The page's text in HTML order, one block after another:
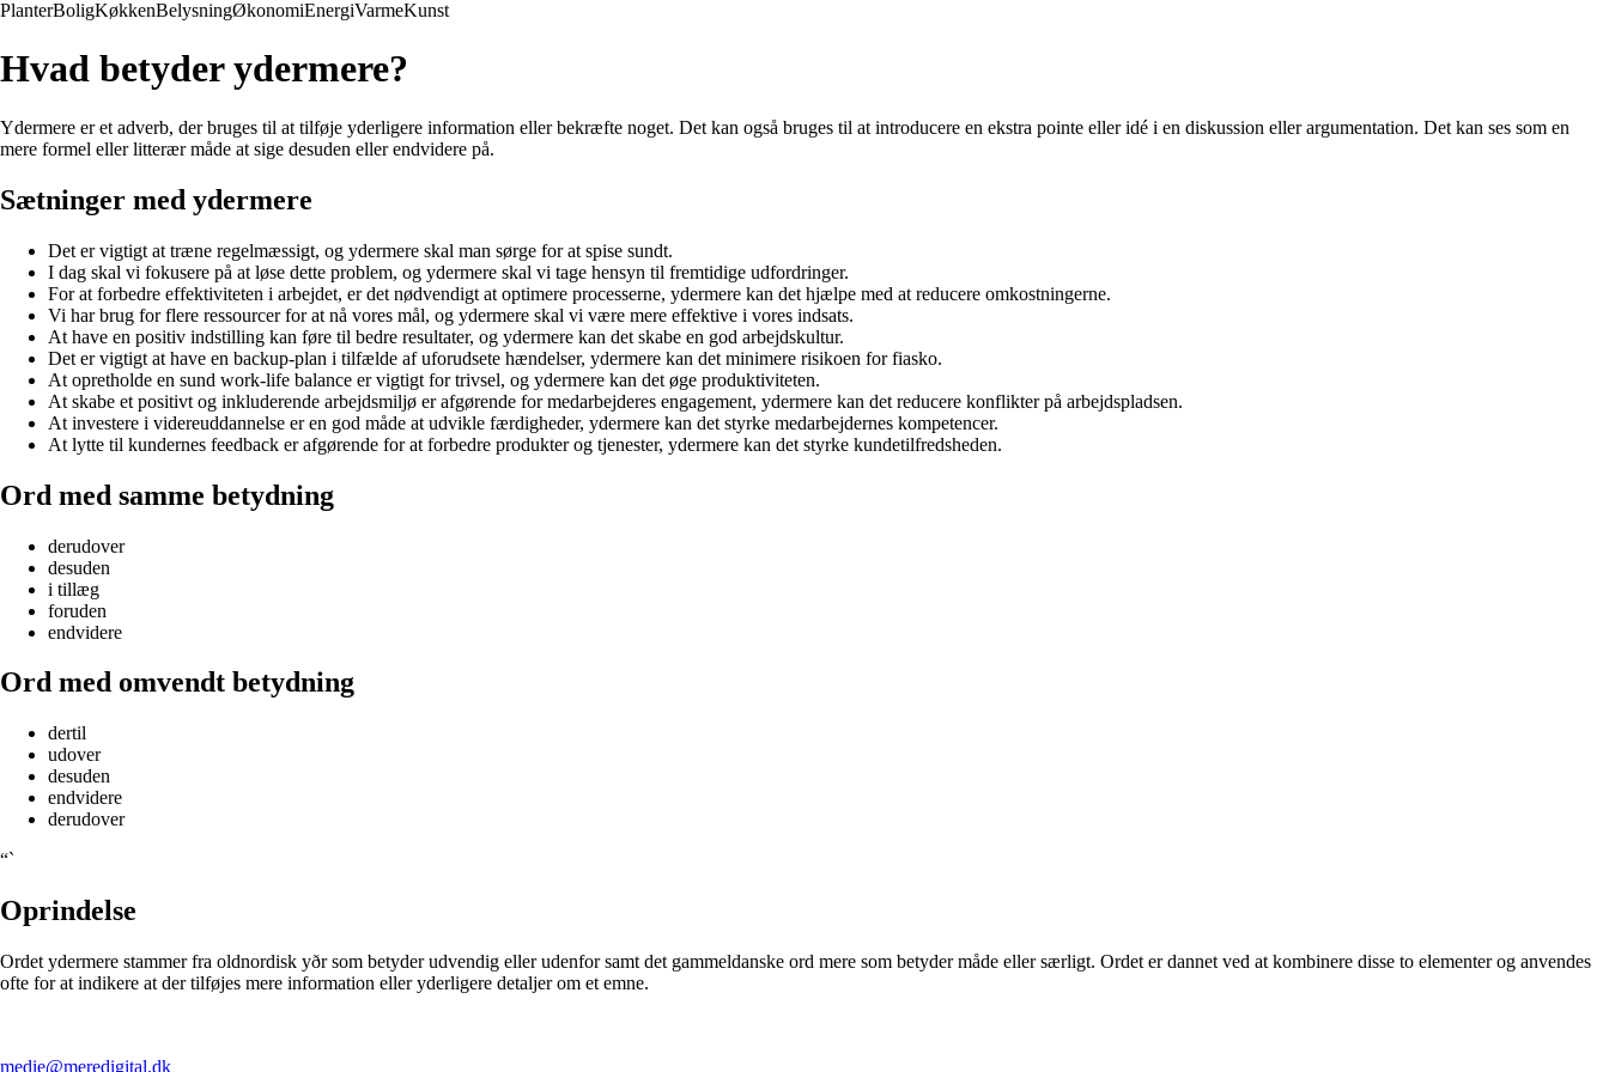
PlanterBoligKøkkenBelysningØkonomiEnergiVarmeKunst
Hvad betyder ydermere?
Ydermere er et adverb, der bruges til at tilføje yderligere information eller bekræfte noget. Det kan også bruges til at introducere en ekstra pointe eller idé i en diskussion eller argumentation. Det kan ses som en
mere formel eller litterær måde at sige desuden eller endvidere på.
Sætninger med ydermere
Det er vigtigt at træne regelmæssigt, og ydermere skal man sørge for at spise sundt.
I dag skal vi fokusere på at løse dette problem, og ydermere skal vi tage hensyn til fremtidige udfordringer.
For at forbedre effektiviteten i arbejdet, er det nødvendigt at optimere processerne, ydermere kan det hjælpe med at reducere omkostningerne.
Vi har brug for flere ressourcer for at nå vores mål, og ydermere skal vi være mere effektive i vores indsats.
At have en positiv indstilling kan føre til bedre resultater, og ydermere kan det skabe en god arbejdskultur.
Det er vigtigt at have en backup-plan i tilfælde af uforudsete hændelser, ydermere kan det minimere risikoen for fiasko.
At opretholde en sund work-life balance er vigtigt for trivsel, og ydermere kan det øge produktiviteten.
At skabe et positivt og inkluderende arbejdsmiljø er afgørende for medarbejderes engagement, ydermere kan det reducere konflikter på arbejdspladsen.
At investere i videreuddannelse er en god måde at udvikle færdigheder, ydermere kan det styrke medarbejdernes kompetencer.
At lytte til kundernes feedback er afgørende for at forbedre produkter og tjenester, ydermere kan det styrke kundetilfredsheden.
Ord med samme betydning
derudover
desuden
i tillæg
foruden
endvidere
Ord med omvendt betydning
dertil
udover
desuden
endvidere
derudover
“`
Oprindelse
Ordet ydermere stammer fra oldnordisk yðr som betyder udvendig eller udenfor samt det gammeldanske ord mere som betyder måde eller særligt. Ordet er dannet ved at kombinere disse to elementer og anvendes
ofte for at indikere at der tilføjes mere information eller yderligere detaljer om et emne.
medie@meredigital.dk